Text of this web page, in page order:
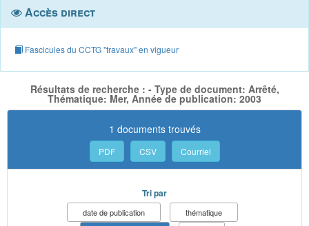
Accès direct
Fascicules du CCTG "travaux" en vigueur
Résultats de recherche : - Type de document: Arrêté,
Thématique: Mer, Année de publication: 2003
1 documents trouvés
PDF CSV Courriel
Tri par
date de publication
thématique